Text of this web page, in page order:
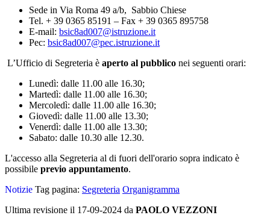
Sede in Via Roma 49 a/b, Sabbio Chiese
Tel. + 39 0365 85191 – Fax + 39 0365 895758
E-mail: bsic8ad007@istruzione.it
Pec: bsic8ad007@pec.istruzione.it
L’Ufficio di Segreteria è aperto al pubblico nei seguenti orari:
Lunedì: dalle 11.00 alle 16.30;
Martedì: dalle 11.00 alle 16.30;
Mercoledì: dalle 11.00 alle 16.30;
Giovedì: dalle 11.00 alle 13.30;
Venerdì: dalle 11.00 alle 13.30;
Sabato: dalle 10.30 alle 12.30.
L'accesso alla Segreteria al di fuori dell'orario sopra indicato è
possibile previo appuntamento.
Notizie Tag pagina: Segreteria Organigramma
Ultima revisione il 17-09-2024 da PAOLO VEZZONI